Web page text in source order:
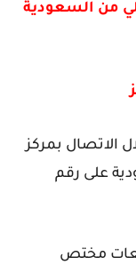
من السعودية
الاتصال بمركز
على رقم
مختص